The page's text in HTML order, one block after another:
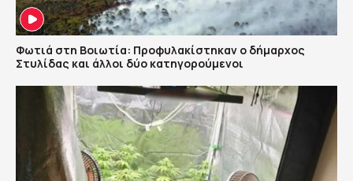
Φωτιά στη Βοιωτία: Προφυλακίστηκαν ο δήμαρχος
Στυλίδας και άλλοι δύο κατηγορούμενοι